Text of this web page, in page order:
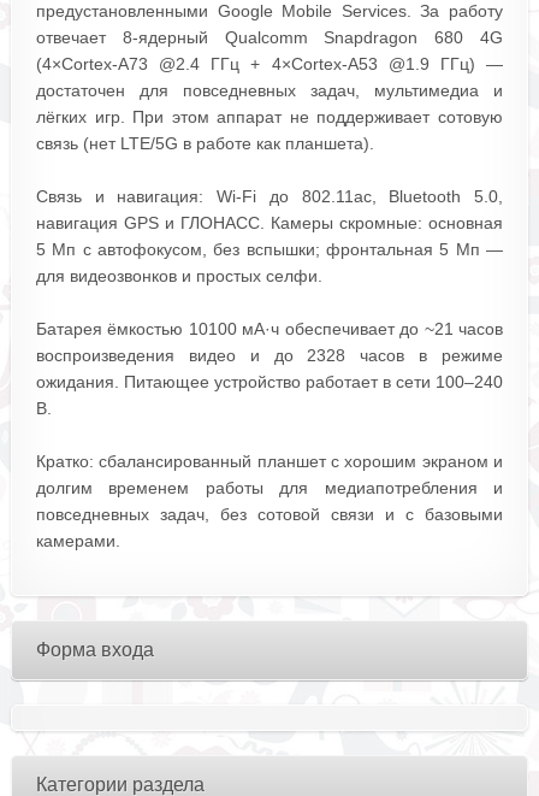
предустановленными Google Mobile Services. За работу
отвечает 8‑ядерный Qualcomm Snapdragon 680 4G
(4×Cortex‑A73 @2.4 ГГц + 4×Cortex‑A53 @1.9 ГГц) —
достаточен для повседневных задач, мультимедиа и
лёгких игр. При этом аппарат не поддерживает сотовую
связь (нет LTE/5G в работе как планшета).
Связь и навигация: Wi‑Fi до 802.11ac, Bluetooth 5.0,
навигация GPS и ГЛОНАСС. Камеры скромные: основная
5 Мп с автофокусом, без вспышки; фронтальная 5 Мп —
для видеозвонков и простых селфи.
Батарея ёмкостью 10100 мА·ч обеспечивает до ~21 часов
воспроизведения видео и до 2328 часов в режиме
ожидания. Питающее устройство работает в сети 100–240
В.
Кратко: сбалансированный планшет с хорошим экраном и
долгим временем работы для медиапотребления и
повседневных задач, без сотовой связи и с базовыми
камерами.
Форма входа
Категории раздела